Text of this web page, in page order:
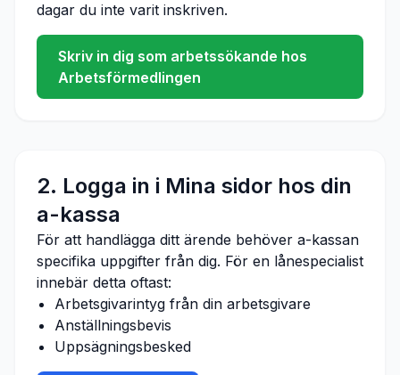
dagar du inte varit inskriven.
Skriv in dig som arbetssökande hos
Arbetsförmedlingen
2. Logga in i Mina sidor hos din
a-kassa
För att handlägga ditt ärende behöver a-kassan
specifika uppgifter från dig. För en lånespecialist
innebär detta oftast:
Arbetsgivarintyg från din arbetsgivare
Anställningsbevis
Uppsägningsbesked